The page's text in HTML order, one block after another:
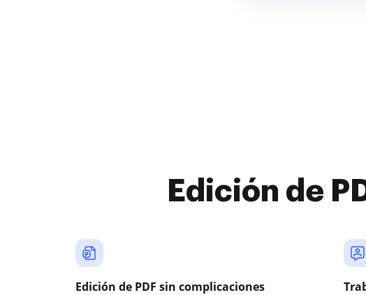
Edición de
Edición de PDF sin complicaciones